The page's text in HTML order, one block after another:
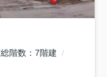
総階数
7階建